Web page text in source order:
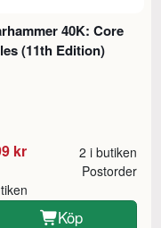
40K: Core
(11th Edition)
kr 2 i butiken
Postorder
Köp